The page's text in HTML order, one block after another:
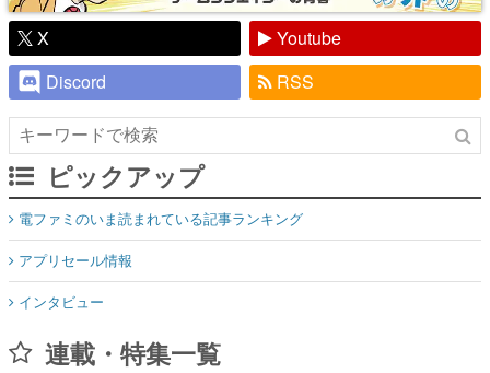
X
Youtube
Discord
RSS
ピックアップ
電ファミのいま読まれている記事ランキング
アプリセール情報
インタビュー
連載・特集一覧